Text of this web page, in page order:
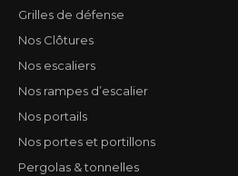
Grilles de défense
Nos Clôtures
Nos escaliers
Nos rampes d’escalier
Nos portails
Nos portes et portillons
Pergolas & tonnelles